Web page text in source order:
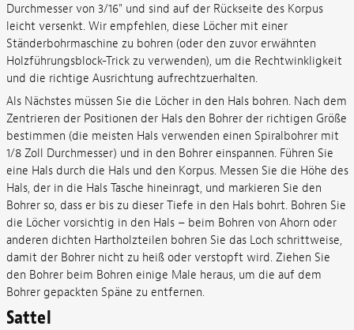
Durchmesser von 3/16" und sind auf der Rückseite des Korpus
leicht versenkt. Wir empfehlen, diese Löcher mit einer
Ständerbohrmaschine zu bohren (oder den zuvor erwähnten
Holzführungsblock-Trick zu verwenden), um die Rechtwinkligkeit
und die richtige Ausrichtung aufrechtzuerhalten.
Als Nächstes müssen Sie die Löcher in den Hals bohren. Nach dem
Zentrieren der Positionen der Hals den Bohrer der richtigen Größe
bestimmen (die meisten Hals verwenden einen Spiralbohrer mit
1/8 Zoll Durchmesser) und in den Bohrer einspannen. Führen Sie
eine Hals durch die Hals und den Korpus. Messen Sie die Höhe des
Hals, der in die Hals Tasche hineinragt, und markieren Sie den
Bohrer so, dass er bis zu dieser Tiefe in den Hals bohrt. Bohren Sie
die Löcher vorsichtig in den Hals – beim Bohren von Ahorn oder
anderen dichten Hartholzteilen bohren Sie das Loch schrittweise,
damit der Bohrer nicht zu heiß oder verstopft wird. Ziehen Sie
den Bohrer beim Bohren einige Male heraus, um die auf dem
Bohrer gepackten Späne zu entfernen.
Sattel